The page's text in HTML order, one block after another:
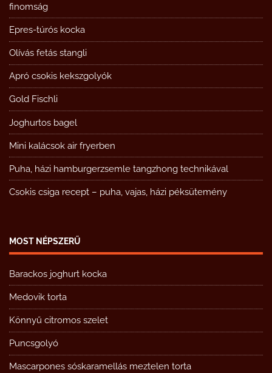
finomság
Epres-túrós kocka
Olívás fetás stangli
Apró csokis kekszgolyók
Gold Fischli
Joghurtos bagel
Mini kalácsok air fryerben
Puha, házi hamburgerzsemle tangzhong technikával
Csokis csiga recept – puha, vajas, házi péksütemény
MOST NÉPSZERŰ
Barackos joghurt kocka
Medovik torta
Könnyű citromos szelet
Puncsgolyó
Mascarpones sóskaramellás meztelen torta